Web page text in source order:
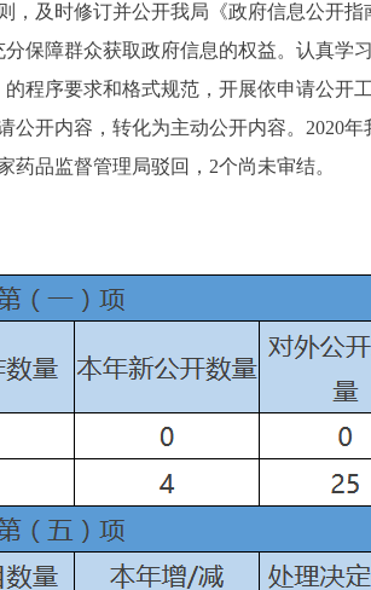
及时修订并公开我局《政府信息公开指
保障群众获取政府信息的权益。认真学
程序要求和格式规范，开展依申请公开
开内容，转化为主动公开内容。2020年
品监督管理局驳回，2个尚未审结。